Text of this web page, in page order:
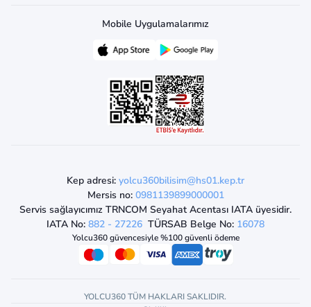
Mobile Uygulamalarımız
Kep adresi: yolcu360bilisim@hs01.kep.tr
Mersis no: 0981139899000001
Servis sağlayıcımız TRNCOM Seyahat Acentası IATA üyesidir.
IATA No: 882 - 27226 TÜRSAB Belge No: 16078
Yolcu360 güvencesiyle %100 güvenli ödeme
YOLCU360 TÜM HAKLARI SAKLIDIR.